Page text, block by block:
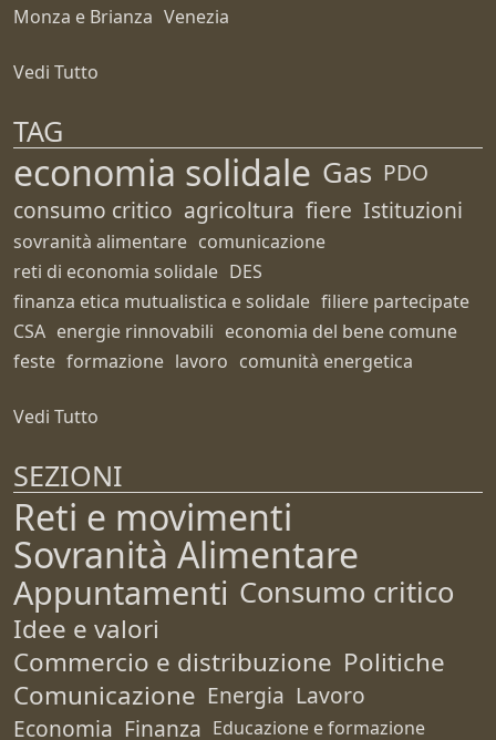
Monza e Brianza Venezia
Vedi Tutto
TAG
economia solidale Gas PDO
consumo critico agricoltura fiere Istituzioni
sovranità alimentare comunicazione
reti di economia solidale DES
finanza etica mutualistica e solidale filiere partecipate
CSA energie rinnovabili economia del bene comune
feste formazione lavoro comunità energetica
Vedi Tutto
SEZIONI
Reti e movimenti
Sovranità Alimentare
Appuntamenti Consumo critico
Idee e valori
Commercio e distribuzione Politiche
Comunicazione Energia Lavoro
Economia Finanza Educazione e formazione